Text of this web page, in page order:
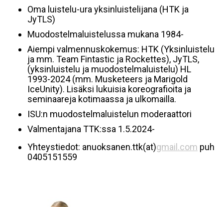
Oma luistelu-ura yksinluistelijana (HTK ja
JyTLS)
Muodostelmaluistelussa mukana 1984-
Aiempi valmennuskokemus: HTK (Yksinluistelu
ja mm. Team Fintastic ja Rockettes), JyTLS,
(yksinluistelu ja muodostelmaluistelu) HL
1993-2024 (mm. Musketeers ja Marigold
IceUnity). Lisäksi lukuisia koreografioita ja
seminaareja kotimaassa ja ulkomailla.
ISU:n muodostelmaluistelun moderaattori
Valmentajana TTK:ssa 1.5.2024-
Yhteystiedot: anuoksanen.ttk(at)gmail.com puh
0405151559